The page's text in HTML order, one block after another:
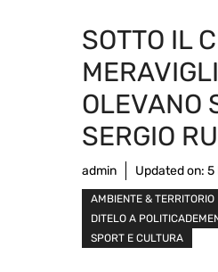
SOTTO IL
OLEVANO
SERGIO
admin Updated on: 5
AMBIENTE & TERRITORIO
DITELO A
SPORT E CULTURA